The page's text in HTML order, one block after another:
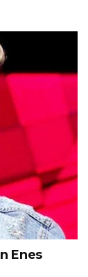
Enes